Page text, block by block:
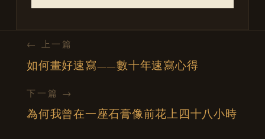
← 上一篇
如何畫好速寫——數十年速寫心得
下一篇 →
為何我曾在一座石膏像前花上四十八小時